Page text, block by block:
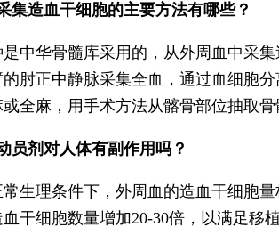
造血干细胞的主要方法有哪些？
华骨髓库采用的，从外周血中采集
肘正中静脉采集全血，通过血细胞
全麻，用手术方法从髂骨部位抽取
剂对人体有副作用吗？
理条件下，外周血的造血干细胞量
血干细胞数量增加20-30倍，以满足